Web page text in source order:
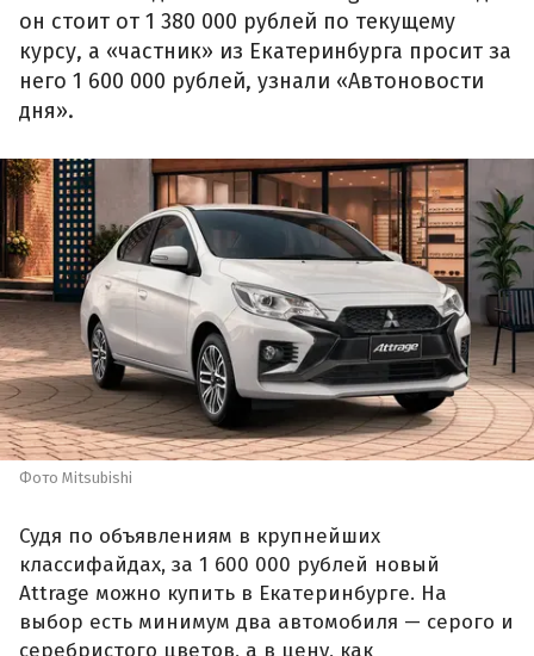
он стоит от 1 380 000 рублей по текущему
курсу, а «частник» из Екатеринбурга просит за
него 1 600 000 рублей, узнали «Автоновости
дня».
Фото Mitsubishi
Судя по объявлениям в крупнейших
классифайдах, за 1 600 000 рублей новый
Attrage можно купить в Екатеринбурге. На
выбор есть минимум два автомобиля — серого и
серебристого цветов, а в цену, как